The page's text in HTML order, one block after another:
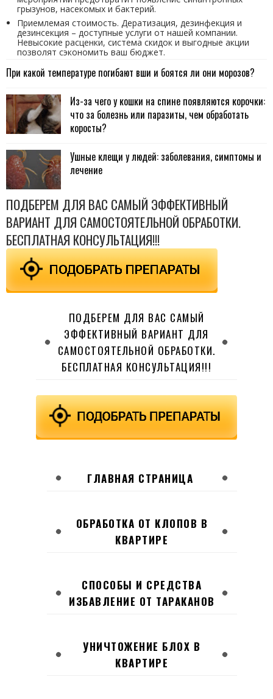
грызунов, насекомых и бактерий.
Приемлемая стоимость. Дератизация, дезинфекция и
дезинсекция – доступные услуги от нашей компании.
Невысокие расценки, система скидок и выгодные акции
позволят сэкономить ваш бюджет.
При какой температуре погибают вши и боятся ли они морозов?
Из-за чего у кошки на спине появляются корочки:
что за болезнь или паразиты, чем обработать
коросты?
Ушные клещи у людей: заболевания, симптомы и
лечение
ПОДБЕРЕМ ДЛЯ ВАС САМЫЙ ЭФФЕКТИВНЫЙ
ВАРИАНТ ДЛЯ САМОСТОЯТЕЛЬНОЙ ОБРАБОТКИ.
БЕСПЛАТНАЯ КОНСУЛЬТАЦИЯ!!!
ПОДБЕРЕМ ДЛЯ ВАС САМЫЙ
ЭФФЕКТИВНЫЙ ВАРИАНТ ДЛЯ
САМОСТОЯТЕЛЬНОЙ ОБРАБОТКИ.
БЕСПЛАТНАЯ КОНСУЛЬТАЦИЯ!!!
ГЛАВНАЯ СТРАНИЦА
ОБРАБОТКА ОТ КЛОПОВ В
КВАРТИРЕ
СПОСОБЫ И СРЕДСТВА
ИЗБАВЛЕНИЕ ОТ ТАРАКАНОВ
УНИЧТОЖЕНИЕ БЛОХ В
КВАРТИРЕ